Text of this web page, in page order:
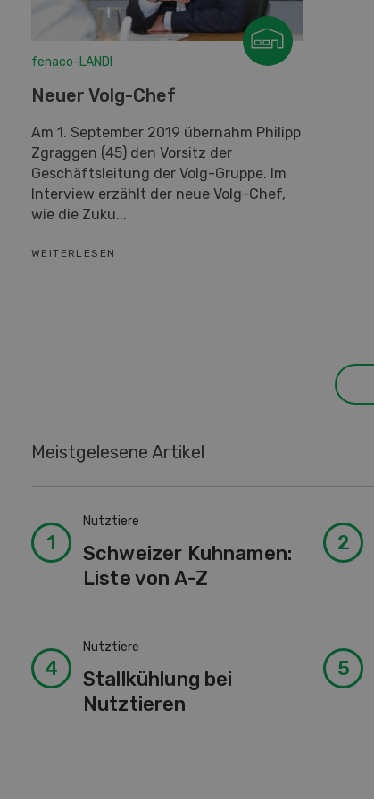
fenaco-LANDI
Neuer Volg-Chef
Am 1. September 2019 übernahm Philipp
Zgraggen (45) den Vorsitz der
Geschäftsleitung der Volg-Gruppe. Im
Interview erzählt der neue Volg-Chef,
wie die Zuku...
WEITERLESEN
Meistgelesene Artikel
Nutztiere
Schweizer Kuhnamen:
Liste von A-Z
Nutztiere
Stallkühlung bei
Nutztieren